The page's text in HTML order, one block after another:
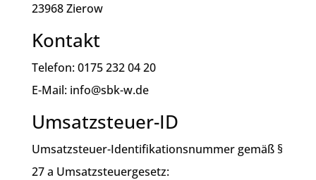
23968 Zierow
Kontakt
Telefon: 0175 232 04 20
E-Mail: info@sbk-w.de
Umsatzsteuer-ID
Umsatzsteuer-Identifikationsnummer gemäß §
27 a Umsatzsteuergesetz: